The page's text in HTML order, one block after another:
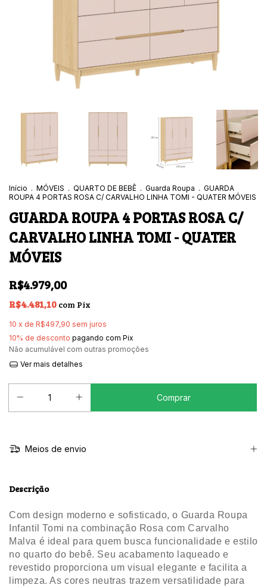
Início . MÓVEIS . QUARTO DE BEBÊ . Guarda Roupa . GUARDA
ROUPA 4 PORTAS ROSA C/ CARVALHO LINHA TOMI - QUATER MÓVEIS
GUARDA ROUPA 4 PORTAS ROSA C/
CARVALHO LINHA TOMI - QUATER
MÓVEIS
R$4.979,00
R$4.481,10 com Pix
10 x de R$497,90 sem juros
10% de desconto pagando com Pix
Não acumulável com outras promoções
Ver mais detalhes
Meios de envio
Descrição
Com design moderno e sofisticado, o Guarda Roupa
Infantil Tomi na combinação Rosa com Carvalho
Malva é ideal para quem busca funcionalidade e estilo
no quarto do bebê. Seu acabamento laqueado e
revestido proporciona um visual elegante e facilita a
limpeza. As cores neutras trazem versatilidade para